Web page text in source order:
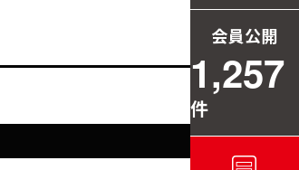
会員公開
1,257
件